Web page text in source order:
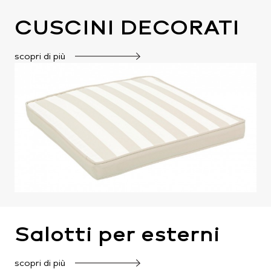
CUSCINI DECORATI
scopri di più
Salotti per esterni
scopri di più